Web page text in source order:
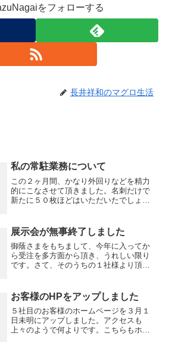
をフォローする
長井祥和のマグロ生活
私の常駐業務について
この２ヶ月間、かなり外回りなどを精力
的にこなさせて頂きました。名刺だけで
新たに５０枚ほどはいただいたでしょう
の２ヶ月軸となる収入を得るまでにはい
たらず・・・再度常駐の仕...
展示会が無事終了しました
御蔭さまをもちまして、今年に入ってか
ら受注を多方面から頂き、うれしい限り
です。さて、そのうちの１社様より頂い
まで４日間にわたり東京ビッグサイトで
催されていたリテー...
お客様のHPをアップしました
５社目のお客様のホームページを３月１
日未明にアップしました。アクセスも
上々のようで何よりです。こちらもホー